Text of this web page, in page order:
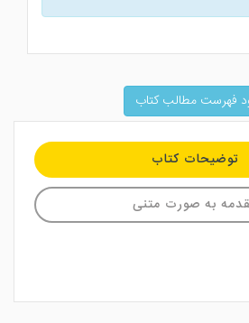
فهرست مطالب کتاب
توضیحات کتاب
به صورت متنی